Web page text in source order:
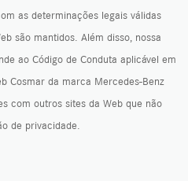
as determinações legais válidas
são mantidos. Além disso, nossa
ao Código de Conduta aplicável em
Cosmar da marca Mercedes-Benz
com outros sites da Web que não
de privacidade.